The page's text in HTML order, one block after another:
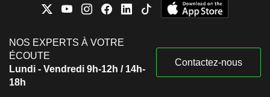
NOS EXPERTS À VOTRE
ÉCOUTE
Lundi - Vendredi 9h-12h / 14h-
18h
Contactez-nous